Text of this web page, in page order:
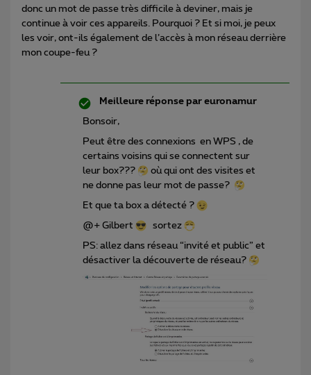
donc un mot de passe très difficile à deviner, mais je
continue à voir ces appareils. Pourquoi ? Et si moi, je peux
les voir, ont-ils également de l’accès à mon réseau derrière
mon coupe-feu ?
Meilleure réponse par euronamur
Bonsoir,
Peut être des connexions en WPS , de
certains voisins qui se connectent sur
leur box???
où qui ont des visites et
ne donne pas leur mot de passe?
Et que ta box a détecté ?
@+ Gilbert sortez
PS: allez dans réseau “invité et public” et
désactiver la découverte de réseau?